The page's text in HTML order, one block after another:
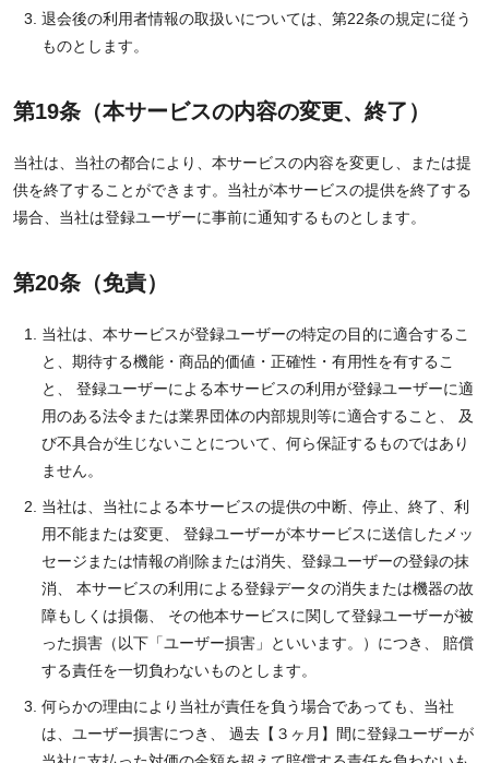
退会後の利用者情報の取扱いについては、第22条の規定に従う
ものとします。
第19条（本サービスの内容の変更、終了）
当社は、当社の都合により、本サービスの内容を変更し、または提
供を終了することができます。当社が本サービスの提供を終了する
場合、当社は登録ユーザーに事前に通知するものとします。
第20条（免責）
当社は、本サービスが登録ユーザーの特定の目的に適合するこ
と、期待する機能・商品的価値・正確性・有用性を有するこ
と、 登録ユーザーによる本サービスの利用が登録ユーザーに適
用のある法令または業界団体の内部規則等に適合すること、 及
び不具合が生じないことについて、何ら保証するものではあり
ません。
当社は、当社による本サービスの提供の中断、停止、終了、利
用不能または変更、 登録ユーザーが本サービスに送信したメッ
セージまたは情報の削除または消失、登録ユーザーの登録の抹
消、 本サービスの利用による登録データの消失または機器の故
障もしくは損傷、 その他本サービスに関して登録ユーザーが被
った損害（以下「ユーザー損害」といいます。）につき、 賠償
する責任を一切負わないものとします。
何らかの理由により当社が責任を負う場合であっても、当社
は、ユーザー損害につき、 過去【３ヶ月】間に登録ユーザーが